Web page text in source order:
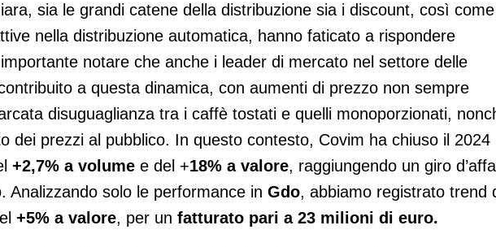
sia le grandi catene della distribuzione sia i discount, così
nella distribuzione automatica, hanno faticato a rispondere
notare che anche i leader di mercato nel settore delle
a questa dinamica, con aumenti di prezzo non sempre
disuguaglianza tra i caffè tostati e quelli monoporzionati,
dei prezzi al pubblico. In questo contesto, Covim ha chiuso il 2024
+2,7% a volume e del +18% a valore, raggiungendo un giro
Analizzando solo le performance in Gdo, abbiamo registrato trend
+5% a valore, per un fatturato pari a 23 milioni di euro.